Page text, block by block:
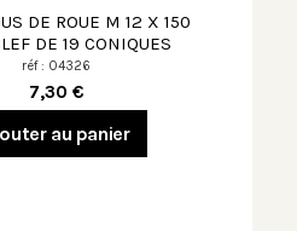
DE ROUE M 12 X 150
DE 19 CONIQUES
réf : 04326
7,30 €
au panier